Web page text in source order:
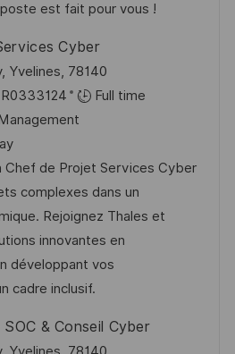
est fait pour vous !
Cyber
Yvelines, 78140
R0333124
Full time
Chef de Projet Services Cyber
complexes dans un
Rejoignez Thales et
innovantes en
développant vos
cadre inclusif.
& Conseil Cyber